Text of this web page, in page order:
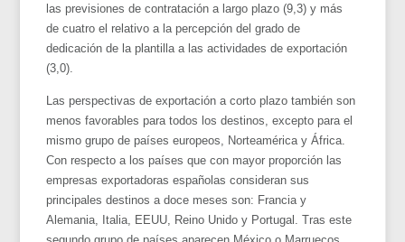
las previsiones de contratación a largo plazo (9,3) y más
de cuatro el relativo a la percepción del grado de
dedicación de la plantilla a las actividades de exportación
(3,0).
Las perspectivas de exportación a corto plazo también son
menos favorables para todos los destinos, excepto para el
mismo grupo de países europeos, Norteamérica y África.
Con respecto a los países que con mayor proporción las
empresas exportadoras españolas consideran sus
principales destinos a doce meses son: Francia y
Alemania, Italia, EEUU, Reino Unido y Portugal. Tras este